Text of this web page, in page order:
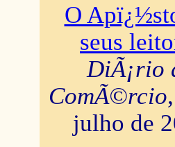
O
seus
DiÃ¡rio
ComÃ©rcio
julho de